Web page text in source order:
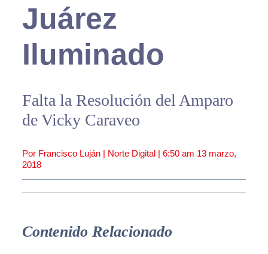
Juárez
Iluminado
Falta la Resolución del Amparo
de Vicky Caraveo
Por Francisco Luján | Norte Digital | 6:50 am 13 marzo,
2018
Contenido Relacionado